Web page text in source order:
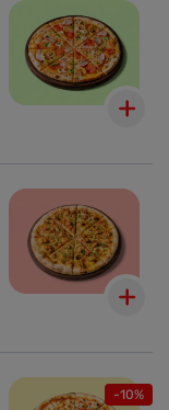
-10%